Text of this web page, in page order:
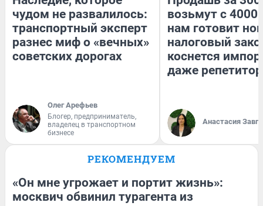
чудом не развалилось:
транспортный эксперт
разнес миф о «вечных»
советских дорогах
Олег Арефьев
Блогер, предприниматель,
владелец в транспортном
бизнесе
возьмут с
нам готовит
налоговый
коснется
даже
Анастасия
РЕКОМЕНДУЕМ
«Он мне угрожает и портит жизнь»:
москвич обвинил турагента из